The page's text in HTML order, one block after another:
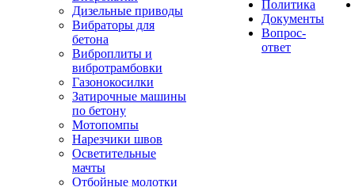
Дизельные приводы
Вибраторы для
бетона
Виброплиты и
вибротрамбовки
Газонокосилки
Затирочные машины
по бетону
Мотопомпы
Нарезчики швов
Осветительные
мачты
Отбойные молотки
Политика
Документы
Вопрос-
ответ